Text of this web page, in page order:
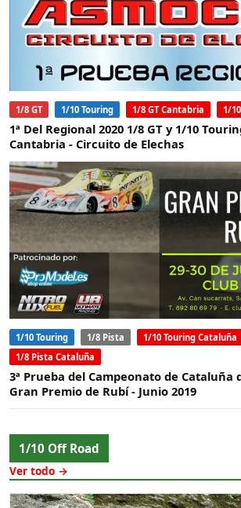
1/8 GT 1/10 Touring 1/8 GT Cantabria 1/
1ª Del Regional 2020 1/8 GT y 1/10
Cantabria - Circuito de Elechas
1/10 Touring 1/8 Pista
1/10 Touring Cataluña
1/8 Pista Cataluña
3ª Prueba del Campeonato de Cataluña
Gran Premio de Rubí - Junio 2019
1/10 Off Road
Ver todo →